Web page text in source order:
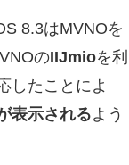
8.3はMVNOを
のIIJmioを利
したことによ
表示されるよう